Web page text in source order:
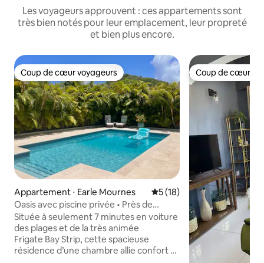
Les voyageurs approuvent : ces appartements sont
très bien notés pour leur emplacement, leur propreté
et bien plus encore.
Coup de cœur voyageurs
Coup de cœur voyageurs
Appartement ⋅ Earle Mournes Évaluation moyenne sur la
5 (18)
Oasis avec piscine privée • Près de
Frigate Bay • Barbecue et repas
Située à seulement 7 minutes en voiture
des plages et de la très animée
Frigate Bay Strip, cette spacieuse
résidence d’une chambre allie confort et
Coup de cœur
Coup de cœur